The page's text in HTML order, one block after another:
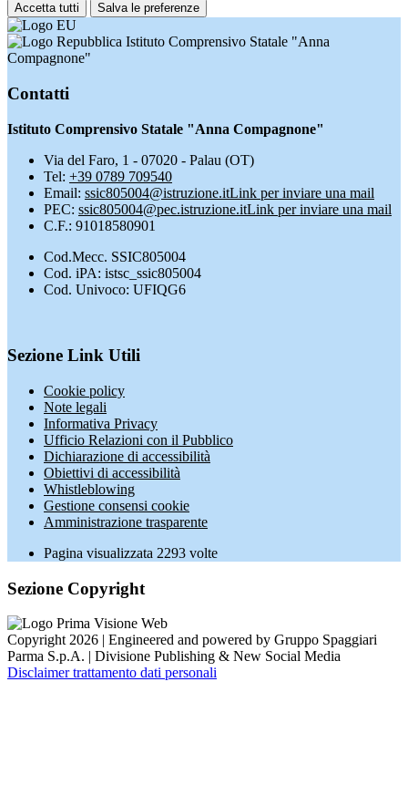
Accetta tutti Salva le preferenze
Istituto Comprensivo Statale "Anna
Compagnone"
Contatti
Istituto Comprensivo Statale "Anna Compagnone"
Via del Faro, 1 - 07020 - Palau (OT)
Tel: +39 0789 709540
Email: ssic805004@istruzione.itLink per inviare una mail
PEC: ssic805004@pec.istruzione.itLink per inviare una mail
C.F.: 91018580901
Cod.Mecc. SSIC805004
Cod. iPA: istsc_ssic805004
Cod. Univoco: UFIQG6
Sezione Link Utili
Cookie policy
Note legali
Informativa Privacy
Ufficio Relazioni con il Pubblico
Dichiarazione di accessibilità
Obiettivi di accessibilità
Whistleblowing
Gestione consensi cookie
Amministrazione trasparente
Pagina visualizzata 2293 volte
Sezione Copyright
Copyright 2026 | Engineered and powered by Gruppo Spaggiari
Parma S.p.A. | Divisione Publishing & New Social Media
Disclaimer trattamento dati personali